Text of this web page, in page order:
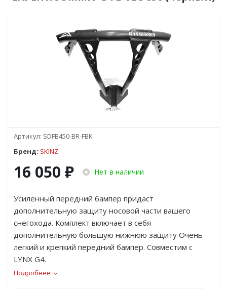
Артикул: SDFB450-BR-FBK
Бренд: SKINZ
16 050 ₽ Нет в наличии
Усиленный передний бампер придаст
дополнительную защиту носовой части вашего
снегохода. Комплект включает в себя
дополнительную большую нижнюю защиту Очень
легкий и крепкий передний бампер. Совместим с
LYNX G4.
Подробнее